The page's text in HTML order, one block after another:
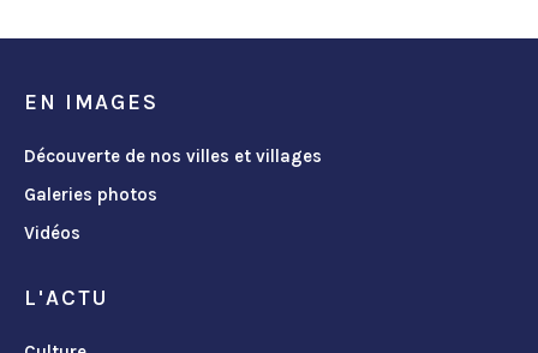
EN IMAGES
Découverte de nos villes et villages
Galeries photos
Vidéos
L'ACTU